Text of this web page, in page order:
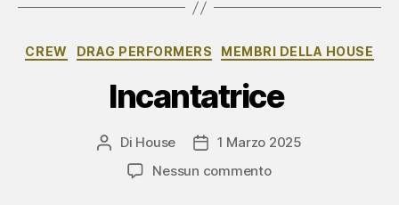
Categorie
CREW DRAG PERFORMERS MEMBRI DELLA HOUSE
Incantatrice
Autore
articolo
Di House
Data1 Marzo 2025
Nessun commentosu